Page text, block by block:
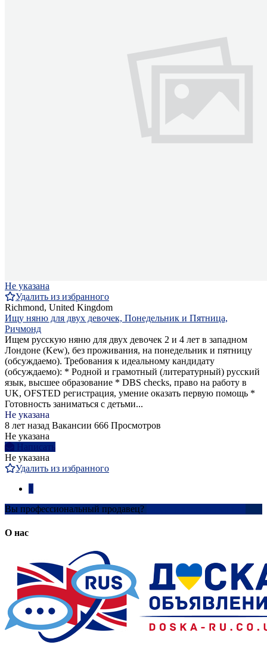
Не указана
Удалить из избранного
Richmond, United Kingdom
Ищу няню для двух девочек, Понедельник и Пятница,
Ричмонд
Ищем русскую няню для двух девочек 2 и 4 лет в западном
Лондоне (Kew), без проживания, на понедельник и пятницу
(обсуждаемо). Требования к идеальному кандидату
(обсуждаемо): * Родной и грамотный (литературный) русский
язык, высшее образование * DBS checks, право на работу в
UK, OFSTED регистрация, умение оказать первую помощь *
Готовность заниматься с детьми...
Не указана
8 лет назад Вакансии 666 Просмотров
Не указана
Написать
Не указана
Удалить из избранного
1
Вы профессиональный продавец?
О нас